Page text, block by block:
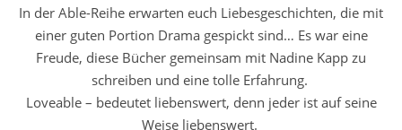
In der Able-Reihe erwarten euch Liebesgeschichten, die mit
einer guten Portion Drama gespickt sind… Es war eine
Freude, diese Bücher gemeinsam mit Nadine Kapp zu
schreiben und eine tolle Erfahrung.
Loveable – bedeutet liebenswert, denn jeder ist auf seine
Weise liebenswert.